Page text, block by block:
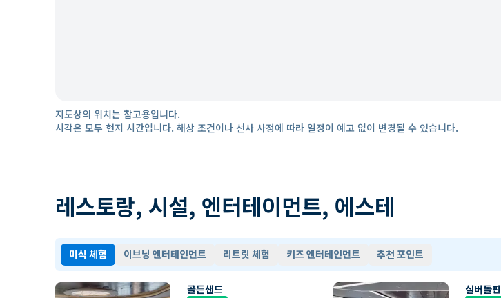
지도상의 위치는 참고용입니다.
시각은 모두 현지 시간입니다. 해상 조건이나 선사 사정에 따라 일정이 예고 없이 변경될 수 있습니다.
레스토랑, 시설, 엔터테이먼트, 에스테
미식 체험 이브닝 엔터테인먼트 리트릿 체험 키즈 엔터테인먼트 추천 포인트
골든샌드 실버돌핀